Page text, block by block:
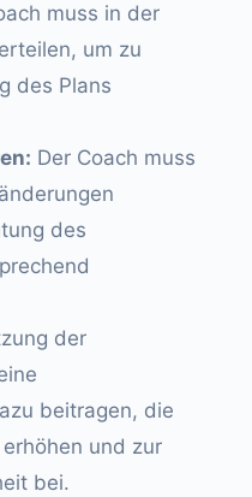
muss in der
um zu
des Plans
Der Coach muss
des
der
beitragen, die
und zur
bei.